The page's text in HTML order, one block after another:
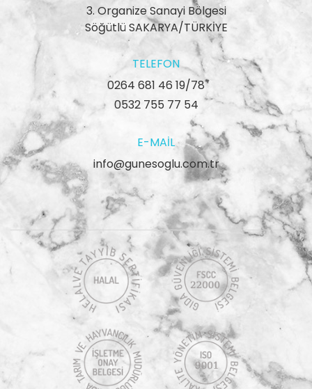
3. Organize Sanayi Bölgesi
Söğütlü SAKARYA/TÜRKİYE
TELEFON
0264 681 46 19/78
0532 755 77 54
E-MAIL
info@gunesoglu.com.tr